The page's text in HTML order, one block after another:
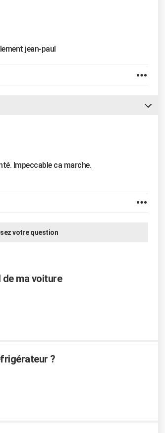
jean-paul
Impeccable ca marche.
votre question
ma voiture
?